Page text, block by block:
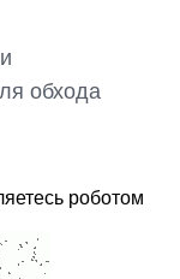
обхода
роботом